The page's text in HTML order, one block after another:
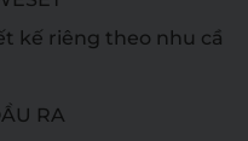
kế riêng theo nhu cầ
RA